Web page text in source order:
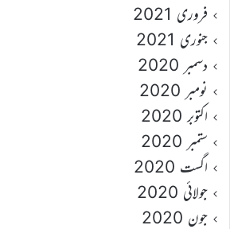
فروری 2021
جنوری 2021
دسمبر 2020
نومبر 2020
اکتوبر 2020
ستمبر 2020
اگست 2020
جولائی 2020
جون 2020